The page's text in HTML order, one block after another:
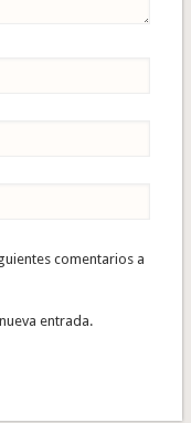
comentarios a
entrada.